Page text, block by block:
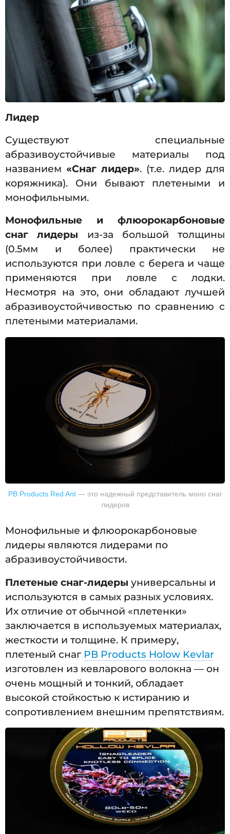
Лидер
Существуют специальные
абразивоустойчивые материалы под
названием «Снаг лидер». (т.е. лидер для
коряжника). Они бывают плетеными и
монофильными.
Монофильные и флюорокарбоновые
снаг лидеры из-за большой толщины
(0.5мм и более) практически не
используются при ловле с берега и чаще
применяются при ловле с лодки.
Несмотря на это, они обладают лучшей
абразивоустойчивостью по сравнению с
плетеными материалами.
PB Products Red Ant— это надежный представитель моно снаг
лидеров
Монофильные и флюорокарбоновые
лидеры являются лидерами по
абразивоустойчивости.
Плетеные снаг-лидеры универсальны и
используются в самых разных условиях.
Их отличие от обычной «плетенки»
заключается в используемых материалах,
жесткости и толщине. К примеру,
плетеный снаг PB Products Holow Kevlar
изготовлен из кевларового волокна — он
очень мощный и тонкий, обладает
высокой стойкостью к истиранию и
сопротивлением внешним препятствиям.